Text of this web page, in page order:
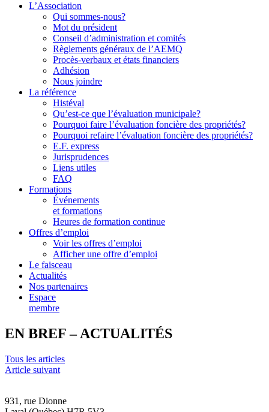
L’Association
Qui sommes-nous?
Mot du président
Conseil d’administration et comités
Règlements généraux de l’AEMQ
Procès-verbaux et états financiers
Adhésion
Nous joindre
La référence
Histéval
Qu’est-ce que l’évaluation municipale?
Pourquoi faire l’évaluation foncière des propriétés?
Pourquoi refaire l’évaluation foncière des propriétés?
E.F. express
Jurisprudences
Liens utiles
FAQ
Formations
Événements
et formations
Heures de formation continue
Offres d’emploi
Voir les offres d’emploi
Afficher une offre d’emploi
Le faisceau
Actualités
Nos partenaires
Espace
membre
EN BREF – ACTUALITÉS
Tous les articles
Article suivant
931, rue Dionne